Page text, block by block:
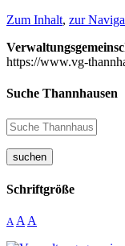
Zum Inhalt, zur
https://www.vg-
Suche Thannhausen
suchen
Schriftgröße
A A A